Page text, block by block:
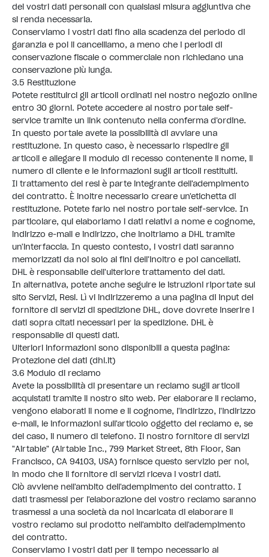
dei vostri dati personali con qualsiasi misura aggiuntiva che
si renda necessaria.
Conserviamo i vostri dati fino alla scadenza del periodo di
garanzia e poi li cancelliamo, a meno che i periodi di
conservazione fiscale o commerciale non richiedano una
conservazione più lunga.
3.5 Restituzione
Potete restituirci gli articoli ordinati nel nostro negozio online
entro 30 giorni. Potete accedere al nostro portale self-
service tramite un link contenuto nella conferma d'ordine.
In questo portale avete la possibilità di avviare una
restituzione. In questo caso, è necessario rispedire gli
articoli e allegare il modulo di recesso contenente il nome, il
numero di cliente e le informazioni sugli articoli restituiti.
Il trattamento dei resi è parte integrante dell'adempimento
del contratto. È inoltre necessario creare un'etichetta di
restituzione. Potete farlo nel nostro portale self-service. In
particolare, qui elaboriamo i dati relativi a nome e cognome,
indirizzo e-mail e indirizzo, che inoltriamo a DHL tramite
un'interfaccia. In questo contesto, i vostri dati saranno
memorizzati da noi solo ai fini dell'inoltro e poi cancellati.
DHL è responsabile dell'ulteriore trattamento dei dati.
In alternativa, potete anche seguire le istruzioni riportate sul
sito Servizi, Resi. Lì vi indirizzeremo a una pagina di input del
fornitore di servizi di spedizione DHL, dove dovrete inserire i
dati sopra citati necessari per la spedizione. DHL è
responsabile di questi dati.
Ulteriori informazioni sono disponibili a questa pagina:
Protezione dei dati (dhl.it)
3.6 Modulo di reclamo
Avete la possibilità di presentare un reclamo sugli articoli
acquistati tramite il nostro sito web. Per elaborare il reclamo,
vengono elaborati il nome e il cognome, l'indirizzo, l'indirizzo
e-mail, le informazioni sull'articolo oggetto del reclamo e, se
del caso, il numero di telefono. Il nostro fornitore di servizi
"Airtable" (Airtable Inc., 799 Market Street, 8th Floor, San
Francisco, CA 94103, USA) fornisce questo servizio per noi,
in modo che il fornitore di servizi riceva i vostri dati.
Ciò avviene nell'ambito dell'adempimento del contratto. I
dati trasmessi per l'elaborazione del vostro reclamo saranno
trasmessi a una società da noi incaricata di elaborare il
vostro reclamo sul prodotto nell'ambito dell'adempimento
del contratto.
Conserviamo i vostri dati per il tempo necessario al